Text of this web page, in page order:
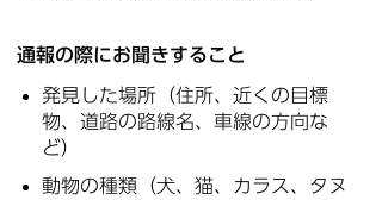
通報の際にお聞きすること
発見した場所（住所、近くの目標
物、道路の路線名、車線の方向な
ど）
動物の種類（犬、猫、カラス、タヌ